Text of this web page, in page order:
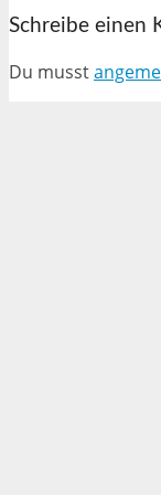
Schreibe einen
Du musst